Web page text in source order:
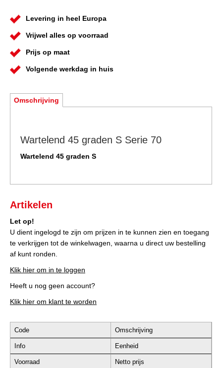
Levering in heel Europa
Vrijwel alles op voorraad
Prijs op maat
Volgende werkdag in huis
Omschrijving
Wartelend 45 graden S Serie 70
Wartelend 45 graden S
Artikelen
Let op!
U dient ingelogd te zijn om prijzen in te kunnen zien en toegang
te verkrijgen tot de winkelwagen, waarna u direct uw bestelling
af kunt ronden.
Klik hier om in te loggen
Heeft u nog geen account?
Klik hier om klant te worden
Code Omschrijving
Info Eenheid
Voorraad Netto prijs